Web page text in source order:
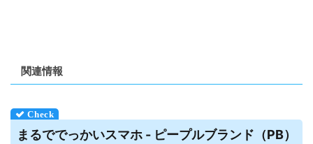
関連情報
まるででっかいスマホ - ピープルブランド（PB）